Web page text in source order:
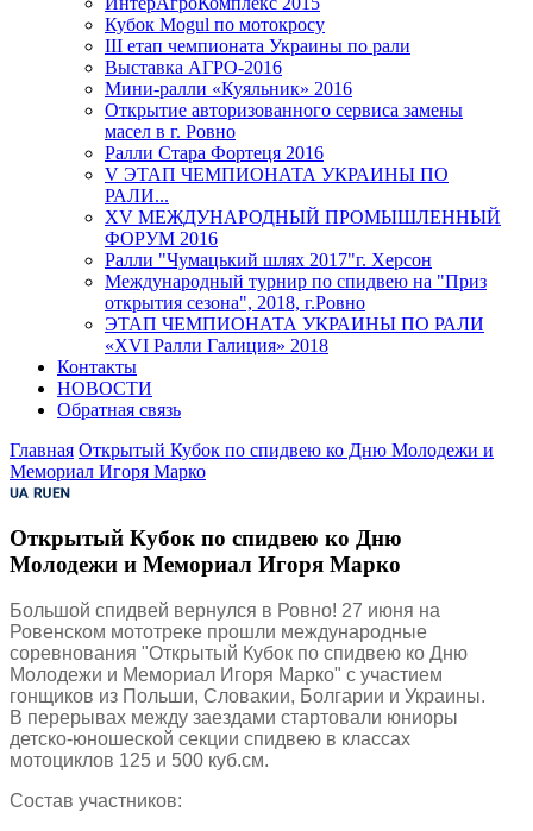
Кубок Mogul по мотокросу
ІІІ етап чемпионата Украины по рали
Выставка АГРО-2016
Мини-ралли «Куяльник» 2016
Открытие авторизованного сервиса замены
масел в г. Ровно
Ралли Стара Фортеця 2016
V ЭТАП ЧЕМПИОНАТА УКРАИНЫ ПО
РАЛИ...
XV МЕЖДУНАРОДНЫЙ ПРОМЫШЛЕННЫЙ
ФОРУМ 2016
Ралли "Чумацький шлях 2017"г. Херсон
Международный турнир по спидвею на "Приз
открытия сезона", 2018, г.Ровно
ЭТАП ЧЕМПИОНАТА УКРАИНЫ ПО РАЛИ
«XVI Ралли Галиция» 2018
Контакты
НОВОСТИ
Обратная связь
Главная Открытый Кубок по спидвею ко Дню Молодежи и
Мемориал Игоря Марко
Открытый Кубок по спидвею ко Дню
Молодежи и Мемориал Игоря Марко
Большой спидвей вернулся в Ровно! 27 июня на
Ровенском мототреке прошли международные
соревнования "Открытый Кубок по спидвею ко Дню
Молодежи и Мемориал Игоря Марко" с участием
гонщиков из Польши, Словакии, Болгарии и Украины.
В перерывах между заездами стартовали юниоры
детско-юношеской секции спидвею в классах
мотоциклов 125 и 500 куб.см.
Состав участников: